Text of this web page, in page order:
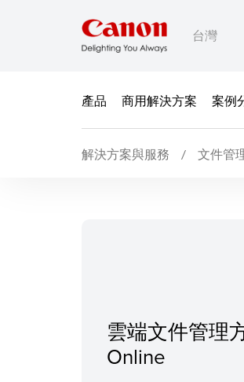
台灣
產品 商用解決方案 案例
解決方案與服務 文件管
雲端文件管理
Online